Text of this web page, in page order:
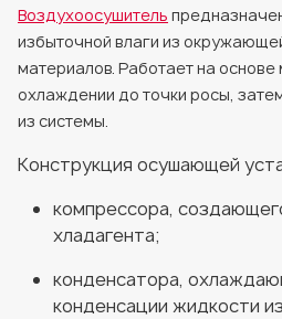
Воздухоосушитель
избыточной влаги из
материалов. Работает на
охлаждении до точки росы,
из системы.
Конструкция осушающей
компрессора,
хладагента;
конденсатора,
конденсации жидкости